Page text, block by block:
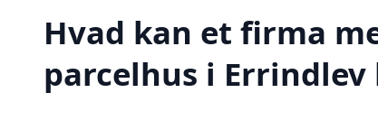
Hvad kan et firma
parcelhus i